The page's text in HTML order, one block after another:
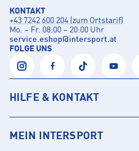
KONTAKT
+43 7242 600 204 (zum Ortstarif)
Mo. – Fr. 08:00 – 20:00 Uhr
service.eshop@intersport.at
FOLGE UNS
HILFE & KONTAKT
MEIN INTERSPORT